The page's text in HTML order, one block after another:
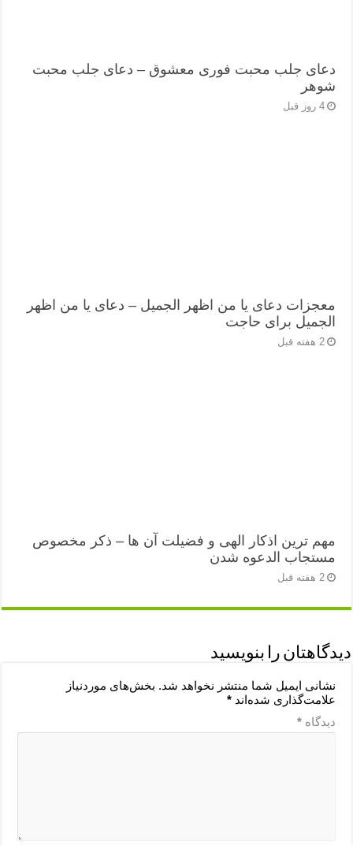
دعای جلب محبت فوری معشوق – دعای جلب محبت
شوهر
4 روز قبل
معجزات دعای یا من اظهر الجمیل – دعای یا من اظهر
الجمیل برای حاجت
2 هفته قبل
مهم ترین اذکار الهی و فضیلت آن ها – ذکر مخصوص
مستجاب الدعوه شدن
2 هفته قبل
دیدگاهتان را بنویسید
نشانی ایمیل شما منتشر نخواهد شد. بخش‌های موردنیاز
علامت‌گذاری شده‌اند*
دیدگاه*